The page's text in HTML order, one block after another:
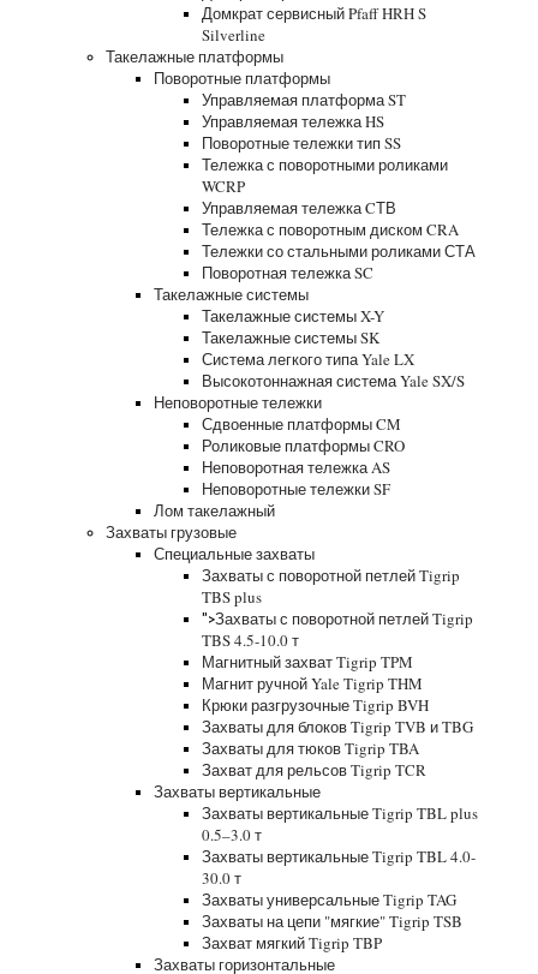
Домкрат сервисный Pfaff HRH S
Silverline
Такелажные платформы
Поворотные платформы
Управляемая платформа ST
Управляемая тележка HS
Поворотные тележки тип SS
Тележка с поворотными роликами
WCRP
Управляемая тележка CТВ
Тележка с поворотным диском CRA
Тележки со стальными роликами СТА
Поворотная тележка SC
Такелажные системы
Такелажные системы X-Y
Такелажные системы SK
Система легкого типа Yale LX
Высокотоннажная система Yale SX/S
Неповоротные тележки
Сдвоенные платформы CM
Роликовые платформы CRO
Неповоротная тележка AS
Неповоротные тележки SF
Лом такелажный
Захваты грузовые
Специальные захваты
Захваты с поворотной петлей Tigrip
TBS plus
">Захваты с поворотной петлей Tigrip
TBS 4.5-10.0 т
Магнитный захват Tigrip TPM
Магнит ручной Yale Tigrip THM
Крюки разгрузочные Tigrip BVH
Захваты для блоков Tigrip TVB и TBG
Захваты для тюков Tigrip TBA
Захват для рельсов Tigrip TCR
Захваты вертикальные
Захваты вертикальные Tigrip TBL plus
0.5–3.0 т
Захваты вертикальные Tigrip TBL 4.0-
30.0 т
Захваты универсальные Tigrip TAG
Захваты на цепи "мягкие" Tigrip TSB
Захват мягкий Tigrip TBP
Захваты горизонтальные